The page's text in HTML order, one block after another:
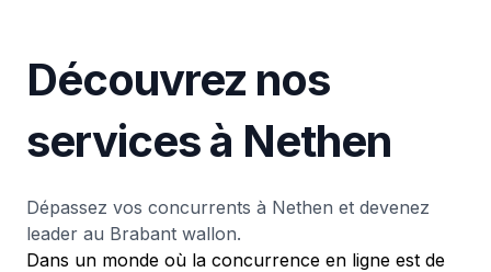
Découvrez nos
services à Nethen
Dépassez vos concurrents à Nethen et devenez
leader au Brabant wallon.
Dans un monde où la concurrence en ligne est de